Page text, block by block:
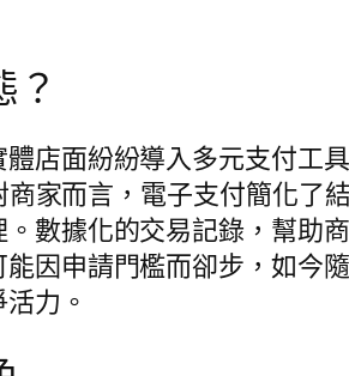
？
店面紛紛導入多元支付工
家而言，電子支付簡化了
數據化的交易記錄，幫助
因申請門檻而卻步，如今
力。